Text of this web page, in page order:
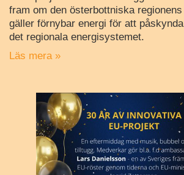
fram om den österbottniska
gäller förnybar energi för att
det regionala energisystemet.
Läs mera »